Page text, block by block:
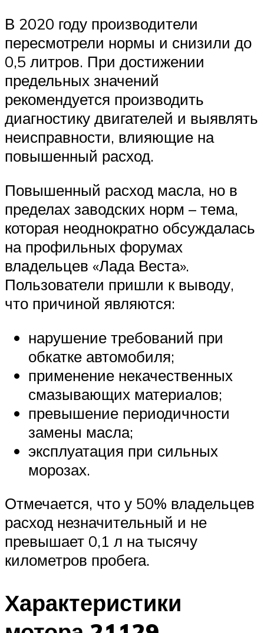
В 2020 году производители
пересмотрели нормы и снизили до
0,5 литров. При достижении
предельных значений
рекомендуется производить
диагностику двигателей и выявлять
неисправности, влияющие на
повышенный расход.
Повышенный расход масла, но в
пределах заводских норм – тема,
которая неоднократно обсуждалась
на профильных форумах
владельцев «Лада Веста».
Пользователи пришли к выводу,
что причиной являются:
нарушение требований при
обкатке автомобиля;
применение некачественных
смазывающих материалов;
превышение периодичности
замены масла;
эксплуатация при сильных
морозах.
Отмечается, что у 50% владельцев
расход незначительный и не
превышает 0,1 л на тысячу
километров пробега.
Характеристики